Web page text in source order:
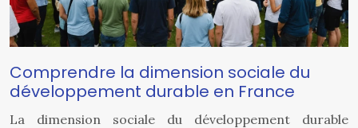
Comprendre la dimension sociale du
développement durable en France
La dimension sociale du développement durable